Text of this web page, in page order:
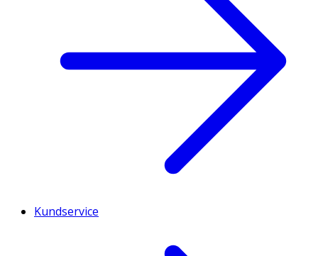
Kundservice